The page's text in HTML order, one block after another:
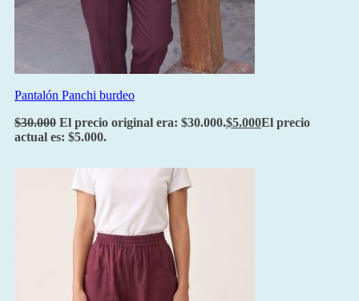
Pantalón Panchi burdeo
$30.000 El precio original era: $30.000.$5.000El precio
actual es: $5.000.